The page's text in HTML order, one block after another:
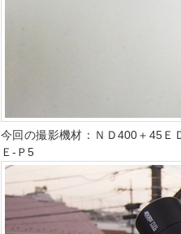
今回の撮影機材：ＮＤ400＋45
Ｅ-Ｐ5